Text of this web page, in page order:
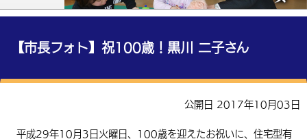
X (Twitter) YouTube
総合メニュー
保険・年金
福祉・介護 健康・予防
入札・契約 産業・雇用
子育て・教育
【市長フォト】祝100歳！黒川 二子さん
公開日 2017年10月03日
平成29年10月3日火曜日、100歳を迎えたお祝いに、住宅型有